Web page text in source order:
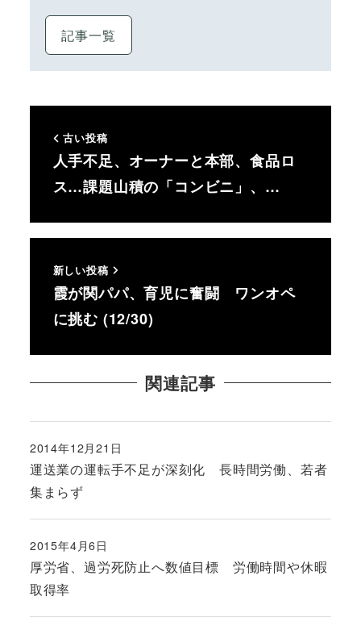
記事一覧
古い投稿
人手不足、オーナーと本部、食品ロ
ス…課題山積の「コンビニ」、…
新しい投稿
霞が関パパ、育児に奮闘 ワンオペ
に挑む (12/30)
関連記事
運送業の運転手不足が深刻化 長時間労働、若者
集まらず
投稿日
2014年12月21日
厚労省、過労死防止へ数値目標 労働時間や休暇
取得率
投稿日
2015年4月6日